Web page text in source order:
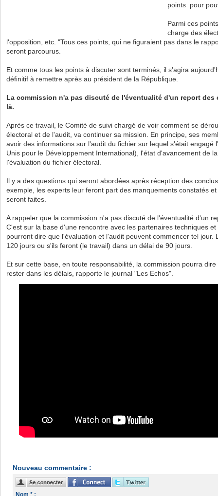
points pour
Parmi ces
charge des
l'opposition, etc. "Tous ces points, qui ne figuraient pas dans le
seront parcourus.
Et comme tous les points à discuter sont terminés, il s'agira
définitif à remettre après au président de la République.
La commission n'a pas discuté de l'éventualité d'un report
là.
Après ce travail, le Comité de suivi chargé de voir comment se
électoral et de l'audit, va continuer sa mission. En principe, ses
avoir des informations sur l'audit du fichier sur lequel s'était engagé
Unis pour le Développement International), l'état d'avancement de
l'évaluation du fichier électoral.
Il y a des questions qui seront abordées après réception des
exemple, les experts leur feront part des manquements constatés
seront faites.
A rappeler que la commission n'a pas discuté de l'éventualité d'un
C'est sur la base d'une rencontre avec les partenaires techniques
pourront dire que l'évaluation et l'audit peuvent commencer tel jour.
120 jours ou s'ils feront (le travail) dans un délai de 90 jours.
Et sur cette base, en toute responsabilité, la commission pourra
rester dans les délais, rapporte le journal "Les Echos".
Nouveau commentaire :
Nom * :